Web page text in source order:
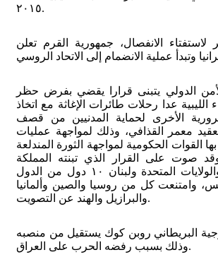
٢٠١٥.
لاستفتاء الانفصال، جمهورية القرم تعلن
الأمن الدولي يتبنى قرارا يقضي بفرض حظر
الليبية عدا رحلات طائرات الإغاثة مع اتخاذ
الأخرى لحماية المدنيين من قصف
معمر القذافي، وذلك لمواجهة عمليات
القوات الحكومية لمواجهة الثورة المندلعة
وقد صوت على القرار الذي تبنته المملكة
المتحدة وفرنسا والولايات المتحدة ولبنان ١٠ دول من الدول
وامتنعت كل من روسيا والصين وألمانيا
والبرازيل والهند عن التصويت.
البريطاني روبن كوك يستقيل من منصبه
وذلك بسبب رفضه الحرب على العراق.